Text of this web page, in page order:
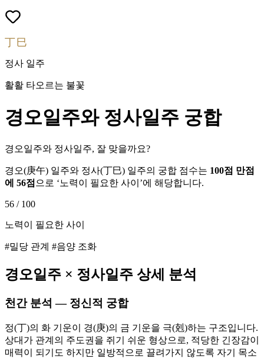
丁巳
정사 일주
활활 타오르는 불꽃
경오일주와 정사일주 궁합
경오일주와 정사일주, 잘 맞을까요?
경오(庚午) 일주와 정사(丁巳) 일주의 궁합 점수는 100점 만점
에 56점 으로 ‘노력이 필요한 사이 ’에 해당합니다.
56 / 100
노력이 필요한 사이
#밀당 관계 #음양 조화
경오일주 × 정사일주 상세 분석
천간 분석 — 정신적 궁합
정(丁)의 화 기운이 경(庚)의 금 기운을 극(剋)하는 구조입니다.
상대가 관계의 주도권을 쥐기 쉬운 형상으로, 적당한 긴장감이
매력이 되기도 하지만 일방적으로 끌려가지 않도록 자기 목소